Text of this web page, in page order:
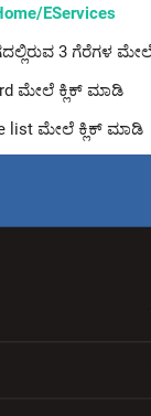
EServices
3 ಗೆರೆಗಳ
ಮೇಲೆ ಕ್ಲಿಕ್ ಮಾಡಿ
list ಮೇಲೆ ಕ್ಲಿಕ್ ಮಾಡಿ